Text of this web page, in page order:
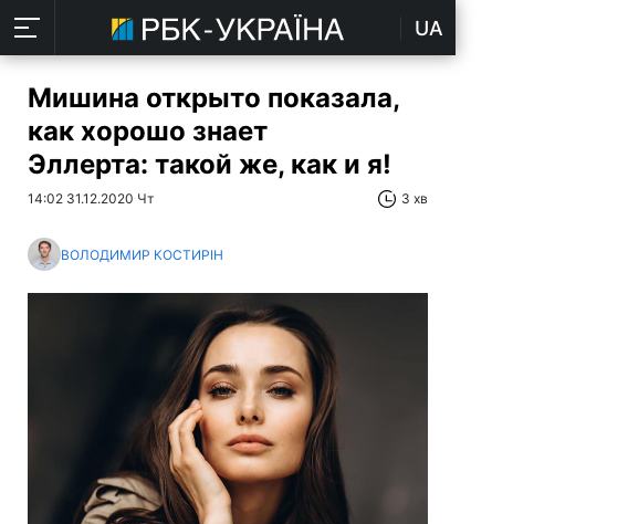
UA
Мишина открыто показала,
как хорошо знает
Эллерта: такой же, как и я!
14:02 31.12.2020 Чт 3 хв
ВОЛОДИМИР КОСТИРІН